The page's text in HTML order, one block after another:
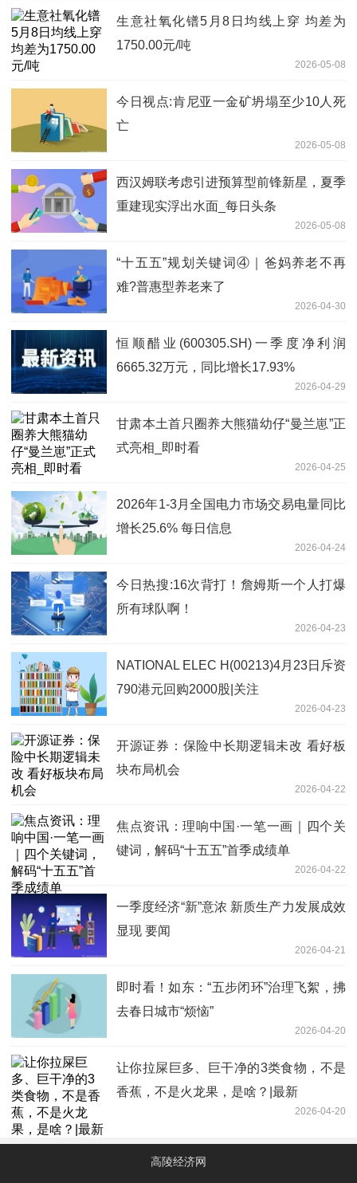
生意社氧化镨5月8日均线上穿 均差为
1750.00元/吨
2026-05-08
今日视点:肯尼亚一金矿坍塌至少10人死
亡
2026-05-08
西汉姆联考虑引进预算型前锋新星，夏季
重建现实浮出水面_每日头条
2026-05-08
“十五五”规划关键词④｜爸妈养老不再
难?普惠型养老来了
2026-04-30
恒顺醋业(600305.SH)一季度净利润
6665.32万元，同比增长17.93%
2026-04-29
甘肃本土首只圈养大熊猫幼仔“曼兰崽”正
式亮相_即时看
2026-04-25
2026年1-3月全国电力市场交易电量同比
增长25.6% 每日信息
2026-04-24
今日热搜:16次背打！詹姆斯一个人打爆
所有球队啊！
2026-04-23
NATIONAL ELEC H(00213)4月23日斥资
790港元回购2000股|关注
2026-04-23
开源证券：保险中长期逻辑未改 看好板
块布局机会
2026-04-22
焦点资讯：理响中国·一笔一画｜四个关
键词，解码“十五五”首季成绩单
2026-04-22
一季度经济“新”意浓 新质生产力发展成效
显现 要闻
2026-04-21
即时看！如东：“五步闭环”治理飞絮，拂
去春日城市“烦恼”
2026-04-20
让你拉屎巨多、巨干净的3类食物，不是
香蕉，不是火龙果，是啥？|最新
2026-04-20
高陵经济网